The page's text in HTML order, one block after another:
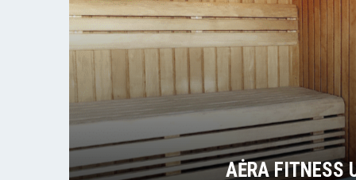
AĖRA FITNESS